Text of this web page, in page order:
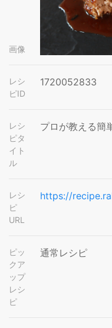
画像
レシ
ピID
1720052833
レシ
ピタ
イト
ル
プロが教える簡
レシ
ピ
URL
https://
ピッ
クア
ップ
レシ
ピ
通常レシピ